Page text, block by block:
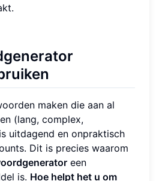
maken die aan al
(lang, complex,
uitdagend en onpraktisch
Dit is precies waarom
een
is. Hoe helpt het u om